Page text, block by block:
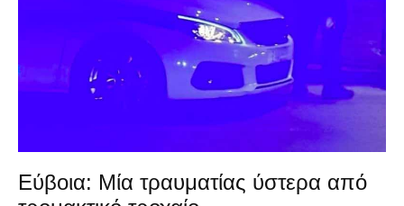
Εύβοια: Μία τραυματίας ύστερα από